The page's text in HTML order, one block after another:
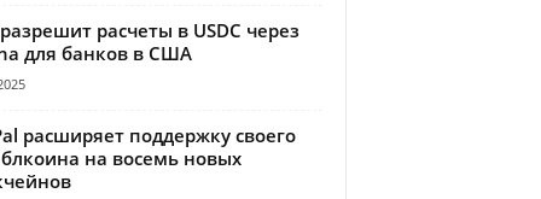
расчеты в USDC через
для банков в США
расширяет поддержку своего
на восемь новых